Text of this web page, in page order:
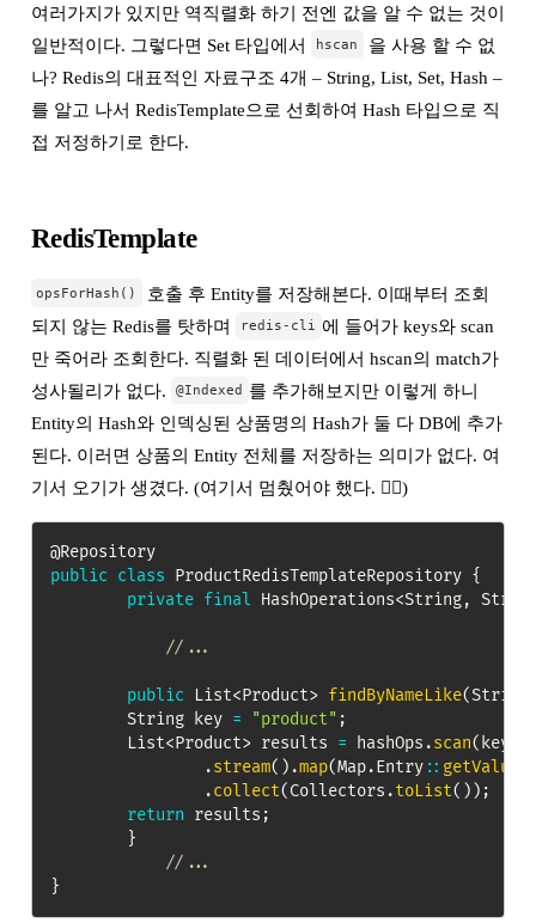
여러가지가 있지만 역직렬화 하기 전엔 값을 알 수 없는 것이
일반적이다. 그렇다면 Set 타입에서
hscan
을 사용 할 수 없
나? Redis의 대표적인 자료구조 4개 – String, List, Set, Hash –
를 알고 나서 RedisTemplate으로 선회하여 Hash 타입으로 직
접 저정하기로 한다.
RedisTemplate
opsForHash()
호출 후 Entity를 저장해본다. 이때부터 조회
되지 않는 Redis를 탓하며
redis-cli 에 들어가 keys와 scan
만 죽어라 조회한다. 직렬화 된 데이터에서 hscan의 match가
성사될리가 없다.
@Indexed
를 추가해보지만 이렇게 하니
Entity의 Hash와 인덱싱된 상품명의 Hash가 둘 다 DB에 추가
된다. 이러면 상품의 Entity 전체를 저장하는 의미가 없다. 여
기서 오기가 생겼다. (여기서 멈췄어야 했다. 🤦‍♂️)
@Repository
public class ProductRedisTemplateRepository {
private final HashOperations<String,
//...
public List<Product> findByNameLike(String
String key = "product" ;
List<Product> results = hashOps .scan( key
.stream( ) .map(Map.Entry :: getValue
.collect(Collectors .toList( ) ) ;
return results ;
}
//...
}